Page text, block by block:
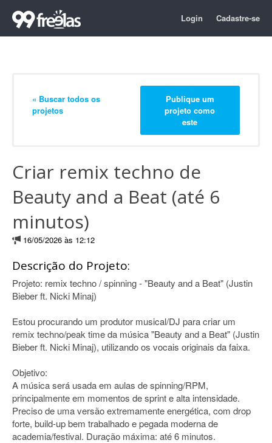
Login Cadastre-se
« Buscar todos os
projetos
Publique um
projeto como
este
Criar remix techno de
Beauty and a Beat (até 6
minutos)
16/05/2026 às 12:12
Descrição do Projeto:
Projeto: remix techno / spinning - "Beauty and a Beat" (Justin
Bieber ft. Nicki Minaj)
Estou procurando um produtor musical/DJ para criar um
remix techno/peak time da música "Beauty and a Beat" (Justin
Bieber ft. Nicki Minaj), utilizando os vocais originais da faixa.
Objetivo:
A música será usada em aulas de spinning/RPM,
principalmente em momentos de sprint e alta intensidade.
Preciso de uma versão extremamente energética, com drop
forte, build-up bem trabalhado e pegada moderna de
academia/festival. Duração máxima: até 6 minutos.